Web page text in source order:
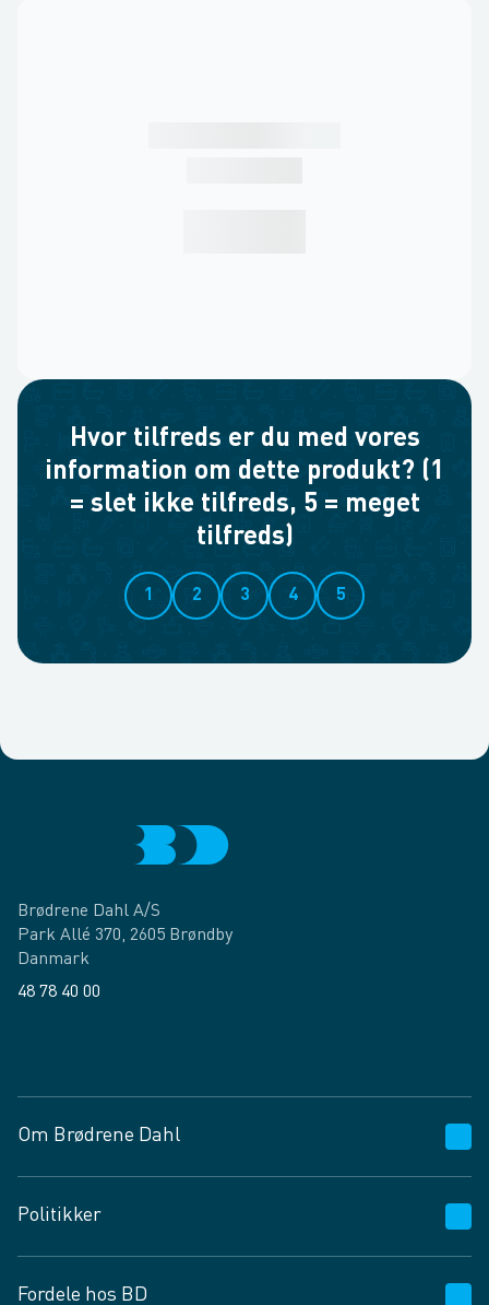
Hvor tilfreds er du med vores
information om dette produkt? (1
= slet ikke tilfreds, 5 = meget
tilfreds)
1 2 3 4 5
Brødrene Dahl A/S
Park Allé 370, 2605 Brøndby
Danmark
48 78 40 00
Om Brødrene Dahl
Vagttelefon 30 10 89 89
Spørgsmål og svar
Job og karriere
Politikker
Fordele hos BD